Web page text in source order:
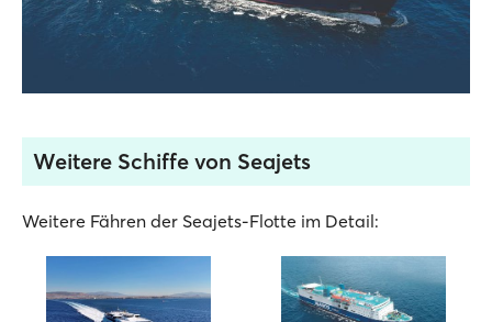
Weitere Schiffe von Seajets
Weitere Fähren der Seajets-Flotte im Detail: